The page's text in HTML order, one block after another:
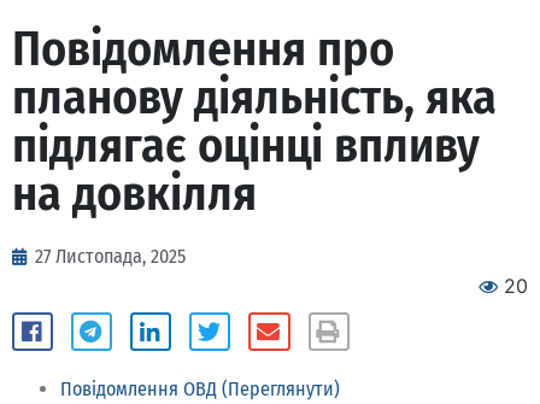
Повідомлення про
планову діяльність, яка
підлягає оцінці впливу
на довкілля
27 Листопада, 2025
20
Повідомлення ОВД (Переглянути)